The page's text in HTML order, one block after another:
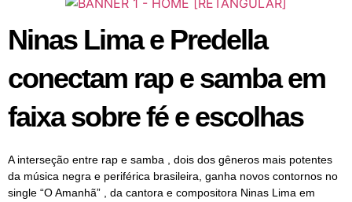
Ninas Lima e Predella
conectam rap e samba em
faixa sobre fé e escolhas
A interseção entre rap e samba , dois dos gêneros mais potentes
da música negra e periférica brasileira, ganha novos contornos no
single “O Amanhã” , da cantora e compositora Ninas Lima em